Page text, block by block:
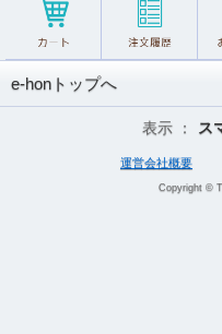
e-honトップへ
表示 ： ス
運営会社概要
Copyright ©